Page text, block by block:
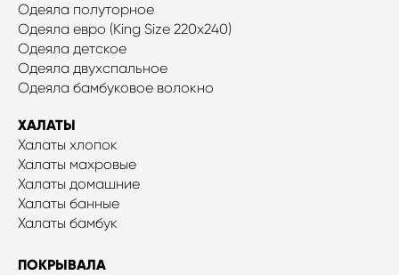
Одеяла полуторное
Одеяла евро (King Size 220x240)
Одеяла детское
Одеяла двухспальное
Одеяла бамбуковое волокно
ХАЛАТЫ
Халаты хлопок
Халаты махровые
Халаты домашние
Халаты банные
Халаты бамбук
ПОКРЫВАЛА